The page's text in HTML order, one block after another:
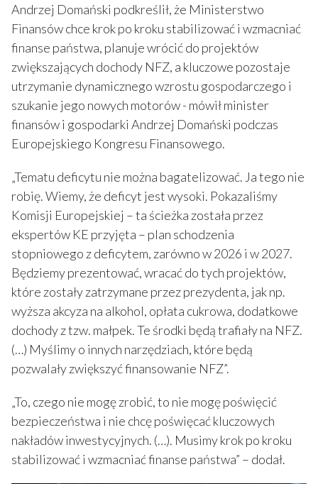
Andrzej Domański podkreślił, że Ministerstwo
Finansów chce krok po kroku stabilizować i wzmacniać
finanse państwa, planuje wrócić do projektów
zwiększających dochody NFZ, a kluczowe pozostaje
utrzymanie dynamicznego wzrostu gospodarczego i
szukanie jego nowych motorów - mówił minister
finansów i gospodarki Andrzej Domański podczas
Europejskiego Kongresu Finansowego.
„Tematu deficytu nie można bagatelizować. Ja tego nie
robię. Wiemy, że deficyt jest wysoki. Pokazaliśmy
Komisji Europejskiej – ta ścieżka została przez
ekspertów KE przyjęta – plan schodzenia
stopniowego z deficytem, zarówno w 2026 i w 2027.
Będziemy prezentować, wracać do tych projektów,
które zostały zatrzymane przez prezydenta, jak np.
wyższa akcyza na alkohol, opłata cukrowa, dodatkowe
dochody z tzw. małpek. Te środki będą trafiały na NFZ.
(…) Myślimy o innych narzędziach, które będą
pozwalały zwiększyć finansowanie NFZ”.
„To, czego nie mogę zrobić, to nie mogę poświęcić
bezpieczeństwa i nie chcę poświęcać kluczowych
nakładów inwestycyjnych. (…). Musimy krok po kroku
stabilizować i wzmacniać finanse państwa” – dodał.